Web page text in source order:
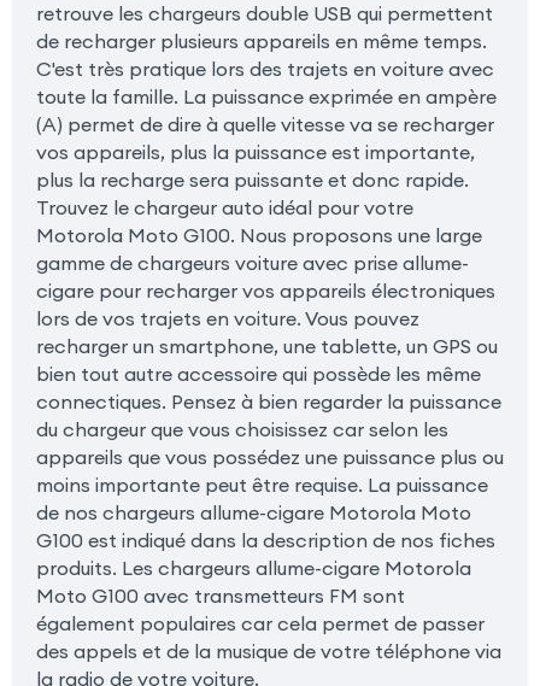
retrouve les chargeurs double USB qui permettent
de recharger plusieurs appareils en même temps.
C'est très pratique lors des trajets en voiture avec
toute la famille. La puissance exprimée en ampère
(A) permet de dire à quelle vitesse va se recharger
vos appareils, plus la puissance est importante,
plus la recharge sera puissante et donc rapide.
Trouvez le chargeur auto idéal pour votre
Motorola Moto G100. Nous proposons une large
gamme de chargeurs voiture avec prise allume-
cigare pour recharger vos appareils électroniques
lors de vos trajets en voiture. Vous pouvez
recharger un smartphone, une tablette, un GPS ou
bien tout autre accessoire qui possède les même
connectiques. Pensez à bien regarder la puissance
du chargeur que vous choisissez car selon les
appareils que vous possédez une puissance plus ou
moins importante peut être requise. La puissance
de nos chargeurs allume-cigare Motorola Moto
G100 est indiqué dans la description de nos fiches
produits. Les chargeurs allume-cigare Motorola
Moto G100 avec transmetteurs FM sont
également populaires car cela permet de passer
des appels et de la musique de votre téléphone via
la radio de votre voiture.